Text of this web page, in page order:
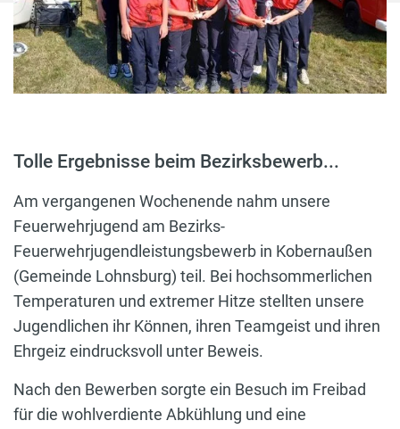
Tolle Ergebnisse beim Bezirksbewerb...
Am vergangenen Wochenende nahm unsere
Feuerwehrjugend am Bezirks-
Feuerwehrjugendleistungsbewerb in Kobernaußen
(Gemeinde Lohnsburg) teil. Bei hochsommerlichen
Temperaturen und extremer Hitze stellten unsere
Jugendlichen ihr Können, ihren Teamgeist und ihren
Ehrgeiz eindrucksvoll unter Beweis.
Nach den Bewerben sorgte ein Besuch im Freibad
für die wohlverdiente Abkühlung und eine